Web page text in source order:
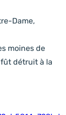
Dame,
moines de
détruit à la